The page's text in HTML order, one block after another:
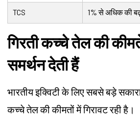
TCS 1% से अधिक की
गिरती कच्चे तेल की
समर्थन देती हैं
भारतीय इक्विटी के लिए सबसे बड़े
कच्चे तेल की कीमतों में गिरावट रही है।